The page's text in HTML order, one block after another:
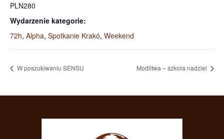
PLN280
Wydarzenie kategorie:
72h, Alpha, Spotkanie Krakó, Weekend
W poszukiwaniu SENSU Modlitwa – szkoła nadziei